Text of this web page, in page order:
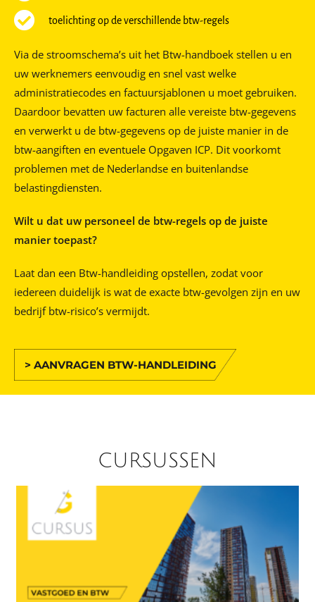
toelichting op de verschillende btw-regels
Via de stroomschema’s uit het Btw-handboek stellen u en
uw werknemers eenvoudig en snel vast welke
administratiecodes en factuursjablonen u moet gebruiken.
Daardoor bevatten uw facturen alle vereiste btw-gegevens
en verwerkt u de btw-gegevens op de juiste manier in de
btw-aangiften en eventuele Opgaven ICP. Dit voorkomt
problemen met de Nederlandse en buitenlandse
belastingdiensten.
Wilt u dat uw personeel de btw-regels op de juiste
manier toepast?
Laat dan een Btw-handleiding opstellen, zodat voor
iedereen duidelijk is wat de exacte btw-gevolgen zijn en uw
bedrijf btw-risico’s vermijdt.
> AANVRAGEN BTW-HANDLEIDING
CURSUSSEN